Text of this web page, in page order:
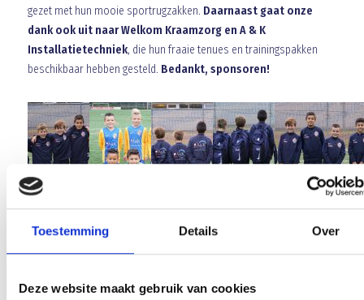
Toestemming Details Over
Deze website maakt gebruik van cookies
gezet met hun mooie sportrugzakken. Daarnaast gaat onze
dank ook uit naar Welkom Kraamzorg en A & K
Installatietechniek, die hun fraaie tenues en trainingspakken
beschikbaar hebben gesteld. Bedankt, sponsoren!
Array